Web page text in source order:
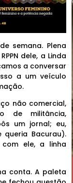
semana. Plena
dele, a Linda
a conversar
a um veículo
não comercial,
de militância,
um jornal; eu,
Bacurau).
ele, a linha
conta. A paleta